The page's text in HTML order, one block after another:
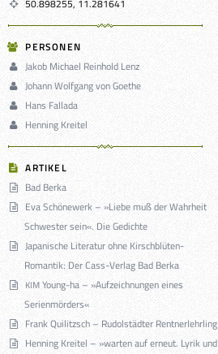
50.898255, 11.281641
PERSONEN
Jakob Michael Reinhold Lenz
Johann Wolfgang von Goethe
Hans Fallada
Henning Kreitel
ARTIKEL
Bad Berka
Eva Schönewerk – »Liebe muß der Wahrheit
Schwester sein«. Die Gedichte
Japanische Literatur ohne Kirschblüten-
Romantik: Der Cass-Verlag Bad Berka
KIMYoung-ha – »Aufzeichnungen eines
Serienmörders«
Frank Quilitzsch – Rudolstädter Rentnerlehrling
Henning Kreitel – »warten auf erneut. Lyrik und